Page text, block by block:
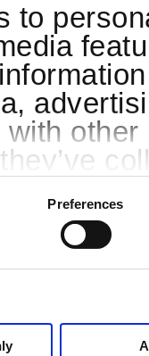
to
Preferences